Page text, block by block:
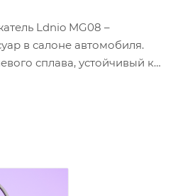
Ldnio MG08 –
в салоне автомобиля.
сплава, устойчивый к
приборов с помощью
позволяют расположить